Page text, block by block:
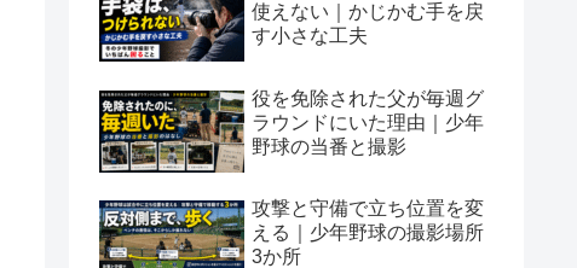
使えない｜かじかむ手を戻
す小さな工夫
役を免除された父が毎週グ
ラウンドにいた理由｜少年
野球の当番と撮影
攻撃と守備で立ち位置を変
える｜少年野球の撮影場所
3か所